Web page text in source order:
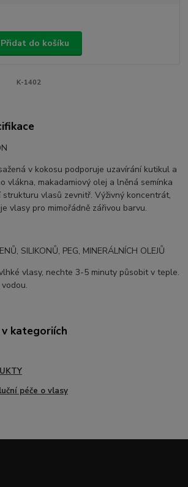
Přidat do košíku
K-1402
v kokosu podporuje uzavírání kutikul a
vlákna, makadamiový olej a lněná semínka
vlasů zevnitř. Výživný koncentrát,
vlasy pro mimořádně zářivou barvu.
SILIKONŮ, PEG, MINERÁLNÍCH OLEJŮ
vlasy, nechte 3-5 minuty působit v teple.
kategoriích
péče o vlasy